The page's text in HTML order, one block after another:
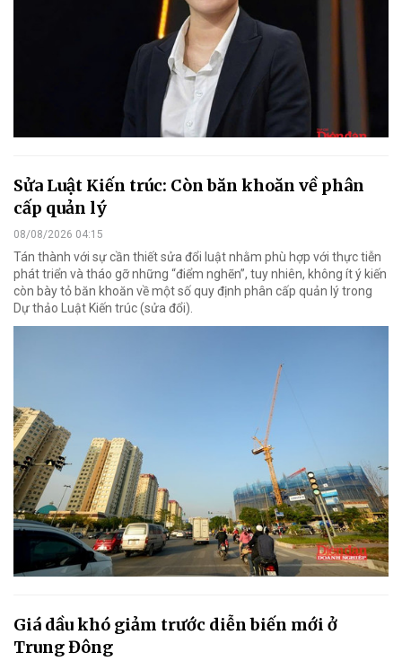
Sửa Luật Kiến trúc: Còn băn khoăn về phân
cấp quản lý
08/08/2026 04:15
Tán thành với sự cần thiết sửa đổi luật nhằm phù hợp với thực tiễn
phát triển và tháo gỡ những “điểm nghẽn”, tuy nhiên, không ít ý kiến
còn bày tỏ băn khoăn về một số quy định phân cấp quản lý trong
Dự thảo Luật Kiến trúc (sửa đổi).
Giá dầu khó giảm trước diễn biến mới ở
Trung Đông